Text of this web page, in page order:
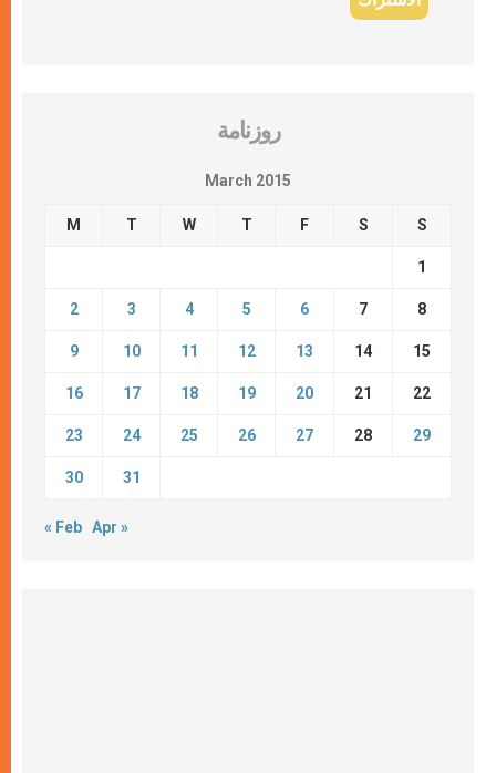
روزنامة
March 2015
M T W T F S S
1
2 3 4 5 6 7 8
9 10 11 12 13 14 15
16 17 18 19 20 21 22
23 24 25 26 27 28 29
30 31
« Feb Apr »